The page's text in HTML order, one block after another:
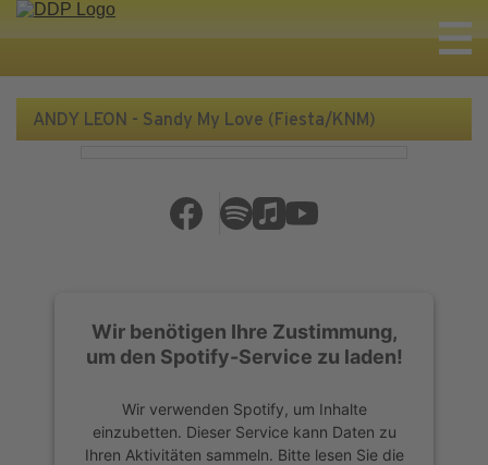
ANDY LEON - Sandy My Love (Fiesta/KNM)
Wir benötigen Ihre Zustimmung,
um den Spotify-Service zu laden!
Wir verwenden Spotify, um Inhalte
einzubetten. Dieser Service kann Daten zu
Ihren Aktivitäten sammeln. Bitte lesen Sie die